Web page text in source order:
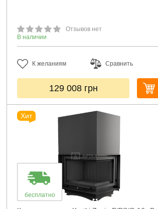
Отзывов нет
В наличии
К желаниям Сравнить
129 008 грн
Хит
бесплатно